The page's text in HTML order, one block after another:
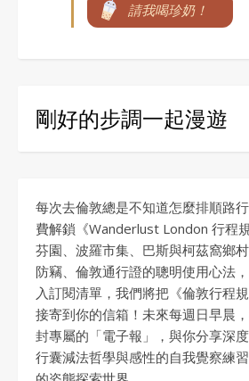
請我喝珍奶！
剛好的步調一起漫遊
每次去倫敦總是不知道怎麼排順路
費解鎖《Wanderlust London 行程
芬園、波羅市集、巴斯與柯茲窩鄉村
防竊、倫敦通行證的聰明使用心法
入訂閱清單，我們將把《倫敦行程
接寄到你的信箱！未來每週日早晨
封專屬的「電子報」，與你分享深度
行囊減法哲學與感性的自我覺察練